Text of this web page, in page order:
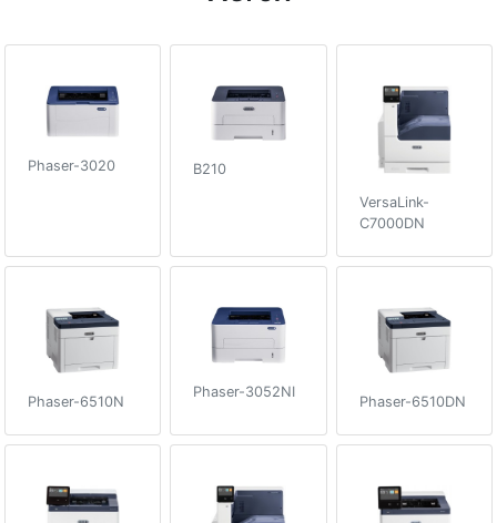
Phaser-3020
B210
VersaLink-
C7000DN
Phaser-6510N
Phaser-3052NI
Phaser-6510DN